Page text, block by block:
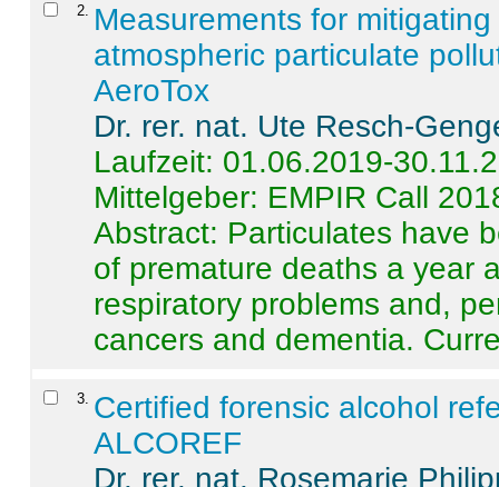
2
Measurements for
atmospheric particulate
AeroTox
Dr. rer. nat. Ute Resch-
Laufzeit: 01.06.2019-
Mittelgeber: EMPIR Call
Abstract: Particulates have
of premature deaths a year
respiratory problems and,
cancers and dementia.
3 Certified forensic alcohol
ALCOREF
Dr. rer. nat. Rosemarie